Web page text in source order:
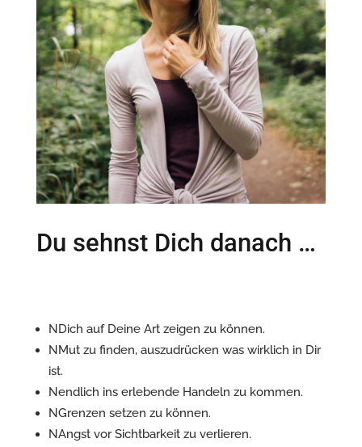
Du sehnst Dich danach …
NDich auf Deine Art zeigen zu können.
NMut zu finden, auszudrücken was wirklich in Dir
ist.
Nendlich ins erlebende Handeln zu kommen.
NGrenzen setzen zu können.
NAngst vor Sichtbarkeit zu verlieren.